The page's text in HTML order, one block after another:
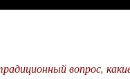
вопрос,